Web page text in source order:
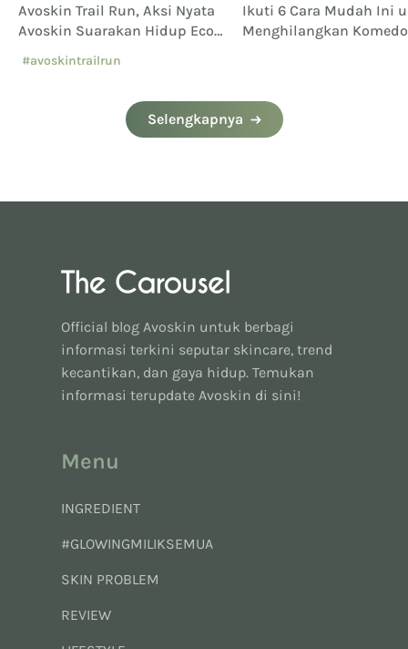
Avoskin Trail Run, Aksi Nyata
Avoskin Suarakan Hidup Eco
#avoskintrailrun
Ikuti 6 Cara Mudah Ini
Menghilangkan
Selengkapnya
Official blog Avoskin untuk berbagi
informasi terkini seputar skincare, trend
kecantikan, dan gaya hidup. Temukan
informasi terupdate Avoskin di sini!
Menu
INGREDIENT
#GLOWINGMILIKSEMUA
SKIN PROBLEM
REVIEW